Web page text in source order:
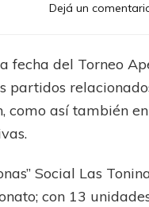
Dejá un
fecha del Torneo
partidos
como así también
Social Las
con 13